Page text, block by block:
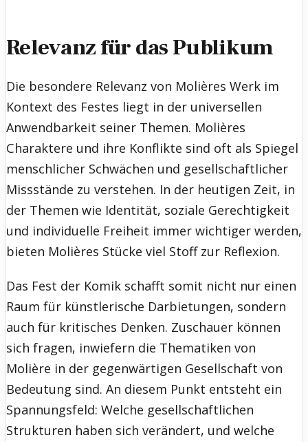
Relevanz für das Publikum
Die besondere Relevanz von Molières Werk im
Kontext des Festes liegt in der universellen
Anwendbarkeit seiner Themen. Molières
Charaktere und ihre Konflikte sind oft als Spiegel
menschlicher Schwächen und gesellschaftlicher
Missstände zu verstehen. In der heutigen Zeit, in
der Themen wie Identität, soziale Gerechtigkeit
und individuelle Freiheit immer wichtiger werden,
bieten Molières Stücke viel Stoff zur Reflexion.
Das Fest der Komik schafft somit nicht nur einen
Raum für künstlerische Darbietungen, sondern
auch für kritisches Denken. Zuschauer können
sich fragen, inwiefern die Thematiken von
Molière in der gegenwärtigen Gesellschaft von
Bedeutung sind. An diesem Punkt entsteht ein
Spannungsfeld: Welche gesellschaftlichen
Strukturen haben sich verändert, und welche